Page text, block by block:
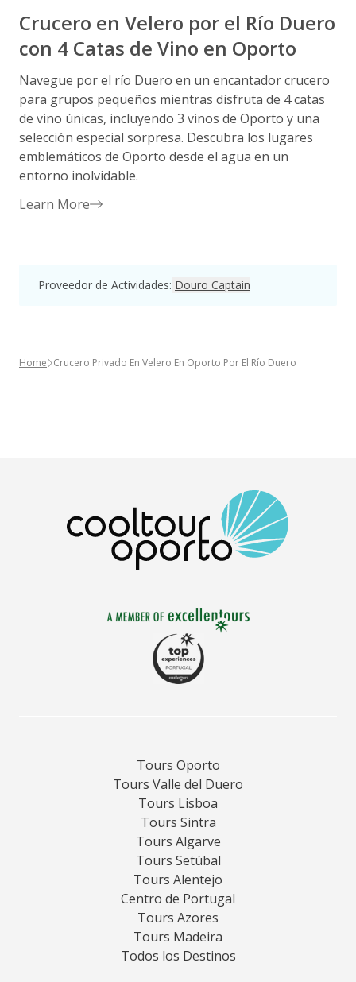
Crucero en Velero por el Río Duero
con 4 Catas de Vino en Oporto
Navegue por el río Duero en un encantador crucero
para grupos pequeños mientras disfruta de 4 catas
de vino únicas, incluyendo 3 vinos de Oporto y una
selección especial sorpresa. Descubra los lugares
emblemáticos de Oporto desde el agua en un
entorno inolvidable.
Learn More
Proveedor de Actividades: Douro Captain
Home Crucero Privado En Velero En Oporto Por El Río Duero
Tours Oporto
Tours Valle del Duero
Tours Lisboa
Tours Sintra
Tours Algarve
Tours Setúbal
Tours Alentejo
Centro de Portugal
Tours Azores
Tours Madeira
Todos los Destinos